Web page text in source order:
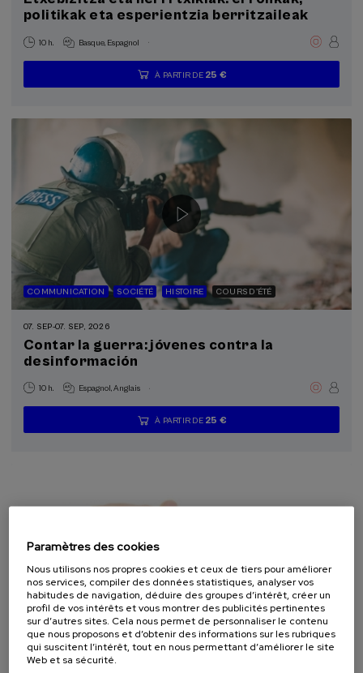
politikak eta esperientzia berritzaileak
10 h. Basque Espagnol .
...
À PARTIR DE 25 €
Dernières
places
Gratuit
Date
passée
Liste
d'attente
Période
d'inscription
COMMUNICATION SOCIÉTÉ HISTOIRE COURS D'ÉTÉ
07. SEP-07. SEP, 2026
Contar la guerra: jóvenes contra la
desinformación
10 h. Espagnol Anglais .
...
À PARTIR DE 25 €
Dernières
places
Gratuit
Date
passée
Liste
d'attente
Période
d'inscription
SANTÉ PSYCHOLOGIE COURS D'ÉTÉ
Paramètres des cookies
Nous utilisons nos propres cookies et ceux de tiers pour améliorer
nos services, compiler des données statistiques, analyser vos
habitudes de navigation, déduire des groupes d’intérêt, créer un
profil de vos intérêts et vous montrer des publicités pertinentes
sur d’autres sites. Cela nous permet de personnaliser le contenu
que nous proposons et d’obtenir des informations sur les rubriques
qui suscitent l’intérêt, tout en nous permettant d’améliorer le site
Web et sa sécurité.